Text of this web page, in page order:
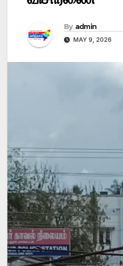
By admin
MAY 9, 2026